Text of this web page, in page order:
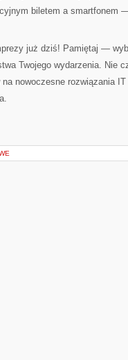
biletem a smartfonem
już dziś! Pamiętaj —
Twojego wydarzenia. Nie
nowoczesne rozwiązania